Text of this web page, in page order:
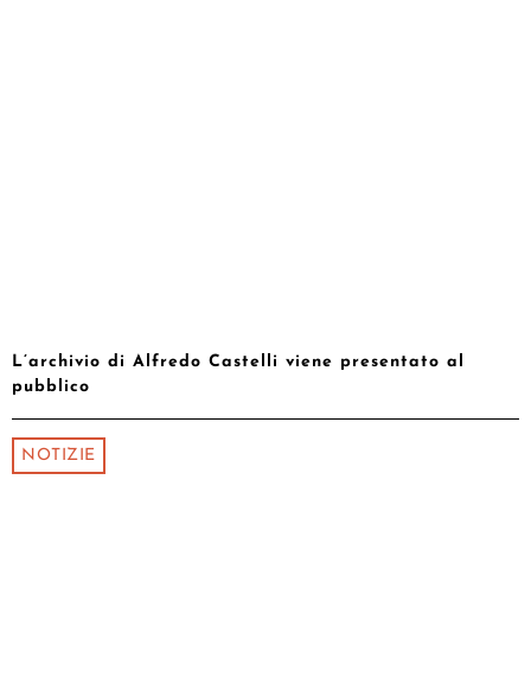
L’archivio di Alfredo Castelli viene presentato al
pubblico
NOTIZIE